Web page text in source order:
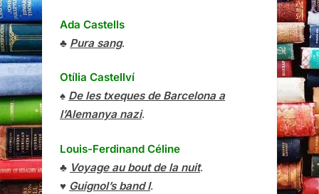
Ada Castells
♣ Pura sang.
Otília Castellví
♠ De les txeques de Barcelona a
l’Alemanya nazi.
Louis-Ferdinand Céline
♣ Voyage au bout de la nuit.
♥ Guignol’s band I.